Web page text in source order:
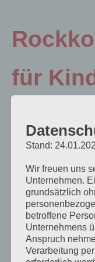
springen
für
Rock`n`
Zur
Stand:
Wir freuen uns
Unternehmen.
grundsätzlich
betroffene
Unternehmens
Anspruch
Verarbeitung